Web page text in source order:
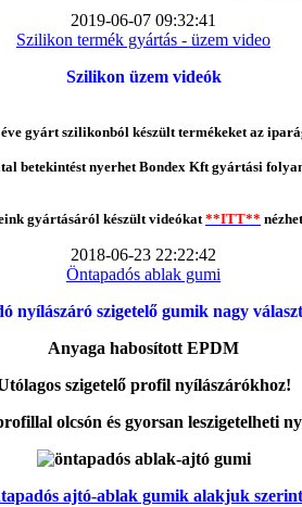
2019-06-07 09:32:41
Szilikon termék gyártás - üzem video
Szilikon üzem videók
gyárt szilikonból készült termékeket az
betekintést nyerhet Bondex Kft gyártási
gyártásáról készült videókat**ITT**
2018-06-23 22:22:42
Öntapadós ablak gumi
nyílászáró szigetelő gumik nagy
Anyaga habosított EPDM
szigetelő profil nyílászárókhoz!
olcsón és gyorsan leszigetelheti
ajtó-ablak gumik alakjuk